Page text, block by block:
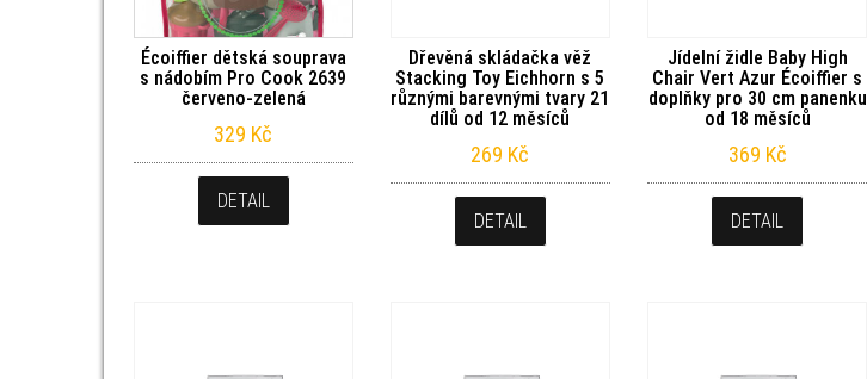
Écoiffier dětská souprava
s nádobím Pro Cook 2639
červeno-zelená
329 Kč
DETAIL
Dřevěná skládačka věž
Stacking Toy Eichhorn s 5
různými barevnými tvary 21
dílů od 12 měsíců
269 Kč
DETAIL
Jídelní židle Baby High
Chair Vert Azur Écoiffier s
doplňky pro 30 cm panenku
od 18 měsíců
369 Kč
DETAIL